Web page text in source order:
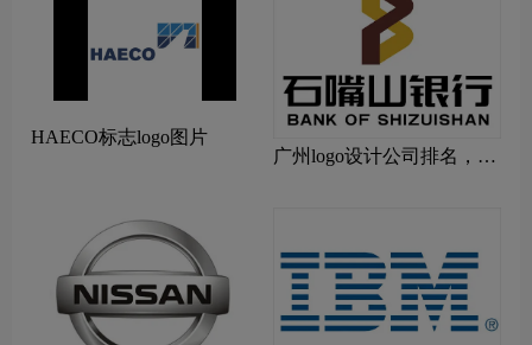
HAECO标志logo图片
广州logo设计公司排名，广